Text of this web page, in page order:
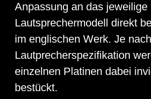
Anpassung an das jeweilige
Lautsprechermodell direkt
im englischen Werk. Je nach
Lautprecherspezifikation
einzelnen Platinen dabei
bestückt.